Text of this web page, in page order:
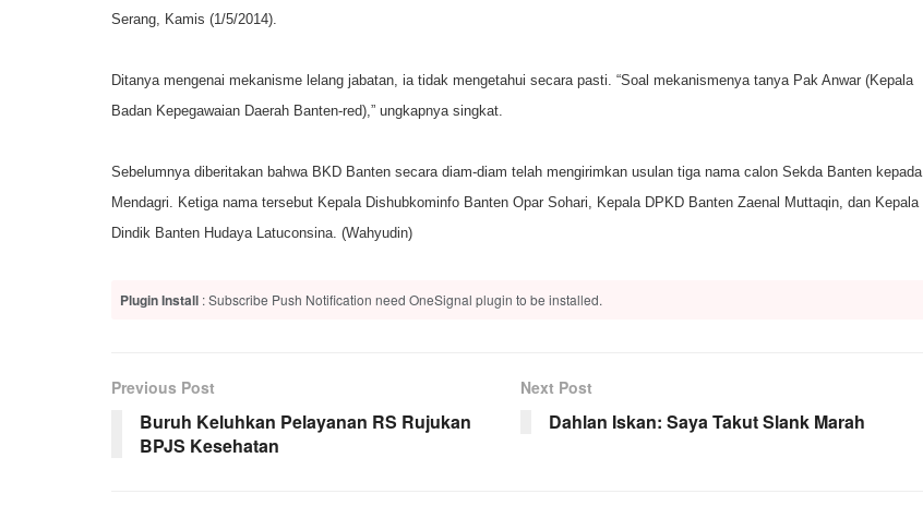
Serang, Kamis (1/5/2014).
Ditanya mengenai mekanisme lelang jabatan, ia tidak mengetahui secara pasti. “Soal mekanismenya tanya Pak Anwar (Kepala
Badan Kepegawaian Daerah Banten-red),” ungkapnya singkat.
Sebelumnya diberitakan bahwa BKD Banten secara diam-diam telah mengirimkan usulan tiga nama calon Sekda Banten kepada
Mendagri. Ketiga nama tersebut Kepala Dishubkominfo Banten Opar Sohari, Kepala DPKD Banten Zaenal Muttaqin, dan Kepala
Dindik Banten Hudaya Latuconsina. (Wahyudin)
Plugin Install : Subscribe Push Notification need OneSignal plugin to be installed.
Previous Post
Buruh Keluhkan Pelayanan RS Rujukan
BPJS Kesehatan
Next Post
Dahlan Iskan: Saya Takut Slank Marah